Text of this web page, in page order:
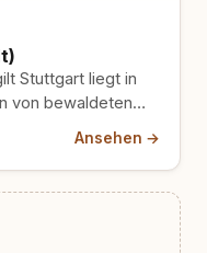
Stuttgart liegt in
von bewaldeten
Ansehen →